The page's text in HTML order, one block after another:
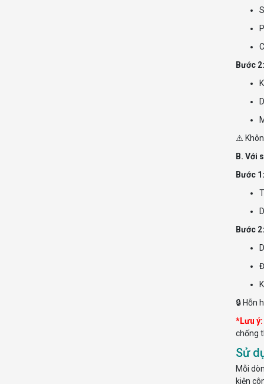
Bước
⚠️
B. Với
Bước
Bước
🔒 Hỗn
*Lưu ý:
chống
Sử
Mỗi
kiện